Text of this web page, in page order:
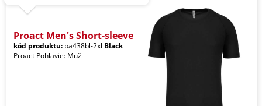
Proact Men's Short-sleeve
kód produktu: pa438bl-2xl Black
Proact Pohlavie: Muži